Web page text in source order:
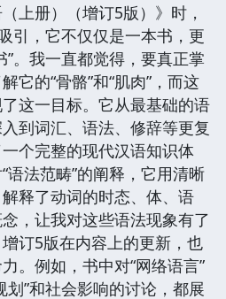
上册）（增订5版）》时，
引，它不仅仅是一本书，更
”。我一直都觉得，要真正掌
它的“骨骼”和“肌肉”，而这
这一目标。它从最基础的语
到词汇、语法、修辞等更复
个完整的现代汉语知识体
语法范畴”的阐释，它用清晰
释了动词的时态、体、语
，让我对这些语法现象有了
订5版在内容上的更新，也
。例如，书中对“网络语言”
划”和社会影响的讨论，都展